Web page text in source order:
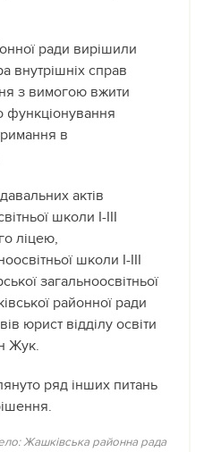
ради вирішили
внутрішніх справ
з вимогою вжити
функціонування
в
актів
школи І-ІІІ
ліцею,
школи І-ІІІ
загальноосвітньої
районної ради
юрист відділу освіти
Жук.
ряд інших питань
Жашківська районна рада